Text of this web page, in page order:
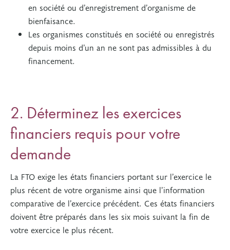
en société ou d’enregistrement d’organisme de
bienfaisance.
Les organismes constitués en société ou enregistrés
depuis moins d’un an ne sont pas admissibles à du
financement.
2. Déterminez les exercices
financiers requis pour votre
demande
La FTO exige les états financiers portant sur l’exercice le
plus récent de votre organisme ainsi que l’information
comparative de l’exercice précédent. Ces états financiers
doivent être préparés dans les six mois suivant la fin de
votre exercice le plus récent.